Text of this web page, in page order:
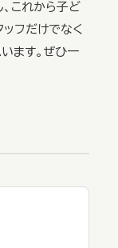
これから子ど
ッフだけでなく
ます。ぜひ一